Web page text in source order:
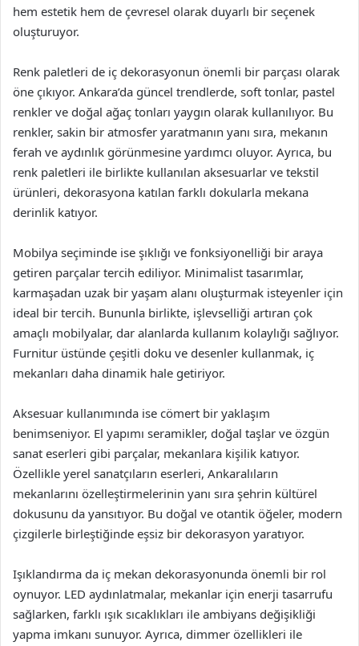
hem estetik hem de çevresel olarak duyarlı bir seçenek
oluşturuyor.
Renk paletleri de iç dekorasyonun önemli bir parçası olarak
öne çıkıyor. Ankara’da güncel trendlerde, soft tonlar, pastel
renkler ve doğal ağaç tonları yaygın olarak kullanılıyor. Bu
renkler, sakin bir atmosfer yaratmanın yanı sıra, mekanın
ferah ve aydınlık görünmesine yardımcı oluyor. Ayrıca, bu
renk paletleri ile birlikte kullanılan aksesuarlar ve tekstil
ürünleri, dekorasyona katılan farklı dokularla mekana
derinlik katıyor.
Mobilya seçiminde ise şıklığı ve fonksiyonelliği bir araya
getiren parçalar tercih ediliyor. Minimalist tasarımlar,
karmaşadan uzak bir yaşam alanı oluşturmak isteyenler için
ideal bir tercih. Bununla birlikte, işlevselliği artıran çok
amaçlı mobilyalar, dar alanlarda kullanım kolaylığı sağlıyor.
Furnitur üstünde çeşitli doku ve desenler kullanmak, iç
mekanları daha dinamik hale getiriyor.
Aksesuar kullanımında ise cömert bir yaklaşım
benimseniyor. El yapımı seramikler, doğal taşlar ve özgün
sanat eserleri gibi parçalar, mekanlara kişilik katıyor.
Özellikle yerel sanatçıların eserleri, Ankaralıların
mekanlarını özelleştirmelerinin yanı sıra şehrin kültürel
dokusunu da yansıtıyor. Bu doğal ve otantik öğeler, modern
çizgilerle birleştiğinde eşsiz bir dekorasyon yaratıyor.
Işıklandırma da iç mekan dekorasyonunda önemli bir rol
oynuyor. LED aydınlatmalar, mekanlar için enerji tasarrufu
sağlarken, farklı ışık sıcaklıkları ile ambiyans değişikliği
yapma imkanı sunuyor. Ayrıca, dimmer özellikleri ile